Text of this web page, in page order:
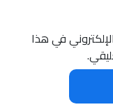
في هذا